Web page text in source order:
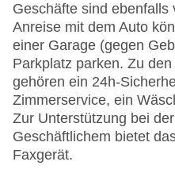
Geschäfte sind ebenfalls
Anreise mit dem Auto
einer Garage (gegen
Parkplatz parken. Zu
gehören ein 24h-
Zimmerservice, ein
Zur Unterstützung bei
Geschäftlichem bietet
Faxgerät.